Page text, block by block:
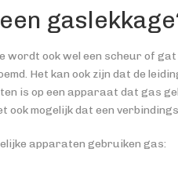
wordt ook wel een scheur of
Het kan ook zijn dat de
is op een apparaat dat gas
ook mogelijk dat een
apparaten gebruiken gas: